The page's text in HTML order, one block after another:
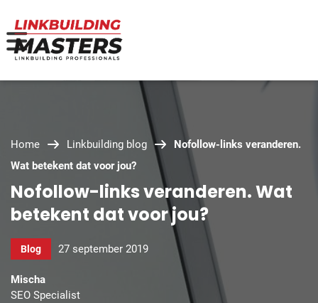
Home Linkbuilding blog
Nofollow-links veranderen.
Wat betekent dat voor jou?
Nofollow-links veranderen. Wat
betekent dat voor jou?
Blog 27 september 2019
Mischa
SEO Specialist